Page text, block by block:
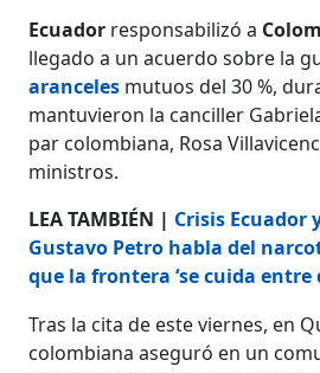
Ecuador responsabilizó a
llegado a un acuerdo sobre la
aranceles mutuos del 30 %,
mantuvieron la canciller
par colombiana, Rosa
ministros.
LEA TAMBIÉN | Crisis Ecuador
Gustavo Petro habla del
que la frontera ‘se cuida entre
Tras la cita de este viernes, en
colombiana aseguró en un